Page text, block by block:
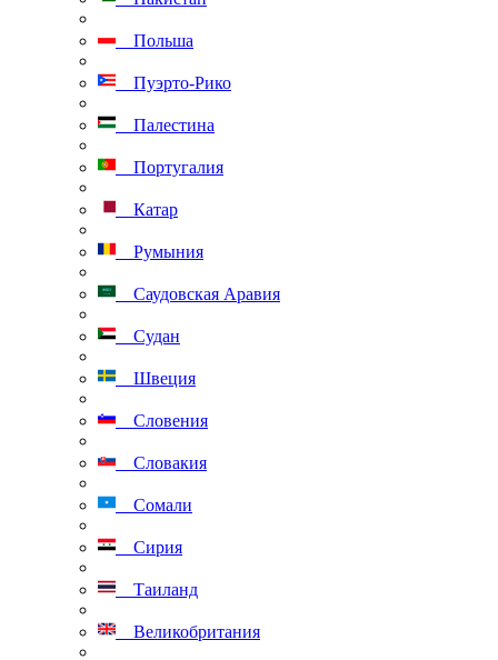
Польша
Пуэрто-Рико
Палестина
Португалия
Катар
Румыния
Саудовская Аравия
Судан
Швеция
Словения
Словакия
Сомали
Сирия
Таиланд
Великобритания